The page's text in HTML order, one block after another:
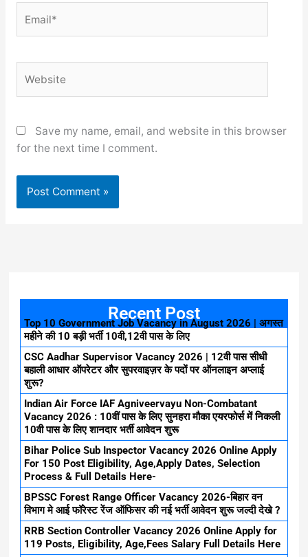
Save my name, email, and website in this browser
for the next time I comment.
Recent Post
Top 10 Government Job Vacancy in August 2026 | अगस्त
महीने की 10 बड़ी भर्ती 10वी,12वी पास के लिए
CSC Aadhar Supervisor Vacancy 2026 | 12वी पास सीधी
बहाली आधार ऑपरेटर और सुपरवाइज़र के पदों पर ऑनलाइन अप्लाई
शुरू?
Indian Air Force IAF Agniveervayu Non-Combatant
Vacancy 2026 : 10वीं पास के लिए सुनहरा मौका एयरफोर्स में निकली
10वी पास के लिए शानदार भर्ती आवेदन शुरू
Bihar Police Sub Inspector Vacancy 2026 Online Apply
For 150 Post Eligibility, Age,Apply Dates, Selection
Process & Full Details Here-
BPSSC Forest Range Officer Vacancy 2026-बिहार वन
विभाग मे आई फॉरेस्ट रेंज ऑफिसर की नई भर्ती आवेदन शुरू जल्दी देखे ?
RRB Section Controller Vacancy 2026 Online Apply for
119 Posts, Eligibility, Age,Fees Salary Full Details Here